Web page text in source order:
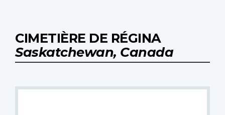
CIMETIÈRE DE RÉGINA
Saskatchewan, Canada